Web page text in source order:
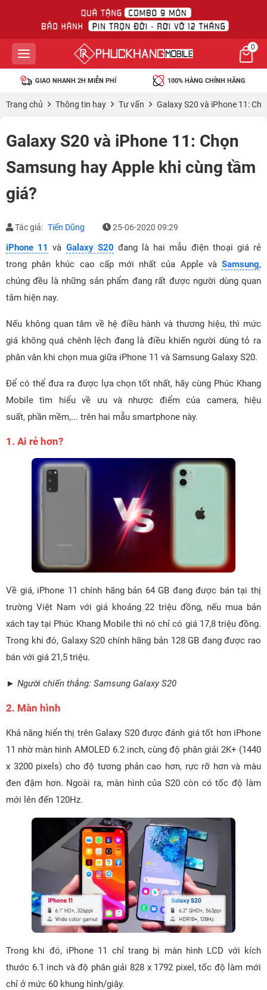
0
GIAO NHANH 2H MIỄN PHÍ 100% HÀNG CHÍNH HÃNG
Trang chủ Thông tin hay Tư vấn Galaxy S20 và iPhone 11:
Galaxy S20 và iPhone 11: Chọn
Samsung hay Apple khi cùng tầm
giá?
Tác giả: Tiến Dũng 25-06-2020 09:29
iPhone 11 và Galaxy S20 đang là hai mẫu điện thoại giá rẻ
trong phân khúc cao cấp mới nhất của Apple và Samsung,
chúng đều là những sản phẩm đang rất được người dùng quan
tâm hiện nay.
Nếu không quan tâm về hệ điều hành và thương hiệu, thì mức
giá không quá chênh lệch đang là điều khiến người dùng tỏ ra
phân vân khi chọn mua giữa iPhone 11 và Samsung Galaxy S20.
Để có thể đưa ra được lựa chọn tốt nhất, hãy cùng Phúc Khang
Mobile tìm hiểu về ưu và nhược điểm của camera, hiệu
suất, phần mềm,... trên hai mẫu smartphone này.
1. Ai rẻ hơn?
Về giá, iPhone 11 chính hãng bản 64 GB đang được bán tại thị
trường Việt Nam với giá khoảng 22 triệu đồng, nếu mua bản
xách tay tại Phúc Khang Mobile thì nó chỉ có giá 17,8 triệu đồng.
Trong khi đó, Galaxy S20 chính hãng bản 128 GB đang được rao
bán với giá 21,5 triệu.
► Người chiến thắng: Samsung Galaxy S20
2. Màn hình
Khả năng hiển thị trên Galaxy S20 được đánh giá tốt hơn iPhone
11 nhờ màn hình AMOLED 6.2 inch, cùng độ phân giải 2K+ (1440
x 3200 pixels) cho độ tương phản cao hơn, rực rỡ hơn và màu
đen đậm hơn. Ngoài ra, màn hình của S20 còn có tốc độ làm
mới lên đến 120Hz.
Trong khi đó, iPhone 11 chỉ trang bị màn hình LCD với kích
thước 6.1 inch và độ phân giải 828 x 1792 pixel, tốc độ làm mới
chỉ ở mức 60 khung hình/giây.